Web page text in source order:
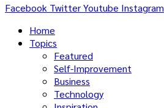
Facebook TwitterYoutube Instagram
Home
Topics
Featured
Self-Improvement
Business
Technology